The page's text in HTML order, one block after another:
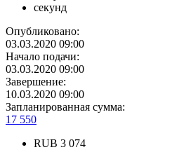
секунд
Опубликовано:
03.03.2020 09:00
Начало подачи:
03.03.2020 09:00
Завершение:
10.03.2020 09:00
Запланированная сумма:
17 550
RUB 3 074